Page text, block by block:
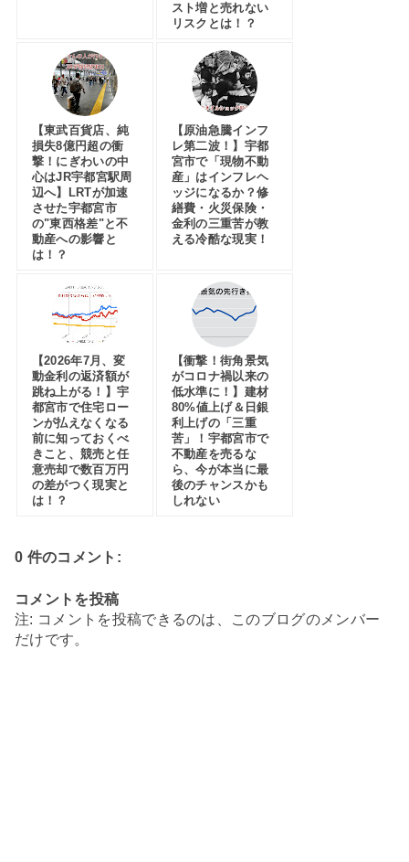
スト増と売れない
リスクとは！？
【東武百貨店、純
損失8億円超の衝
撃！にぎわいの中
心はJR宇都宮駅周
辺へ】LRTが加速
させた宇都宮市
の"東西格差"と不
動産への影響と
は！？
【原油急騰インフ
レ第二波！】宇都
宮市で「現物不動
産」はインフレヘ
ッジになるか？修
繕費・火災保険・
金利の三重苦が教
える冷酷な現実！
【2026年7月、変
動金利の返済額が
跳ね上がる！】宇
都宮市で住宅ロー
ンが払えなくなる
前に知っておくべ
きこと、競売と任
意売却で数百万円
の差がつく現実と
は！？
【衝撃！街角景気
がコロナ禍以来の
低水準に！】建材
80%値上げ＆日銀
利上げの「三重
苦」！宇都宮市で
不動産を売るな
ら、今が本当に最
後のチャンスかも
しれない
0 件のコメント:
コメントを投稿
注: コメントを投稿できるのは、このブログのメンバー
だけです。